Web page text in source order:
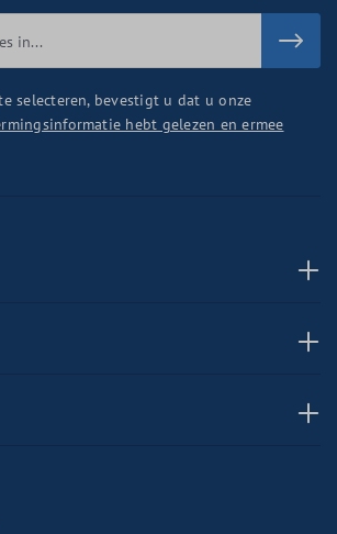
selecteren, bevestigt u dat u onze
hebt gelezen en ermee